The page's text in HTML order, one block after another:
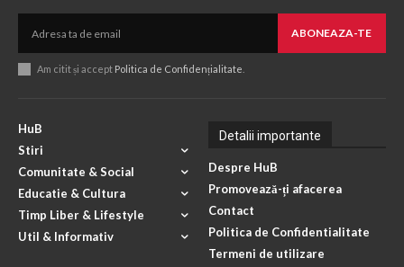
ABONEAZA-TE
Am citit și accept Politica de Confidențialitate
HuB
Stiri
Comunitate & Social
Educatie & Cultura
Timp Liber & Lifestyle
Util & Informativ
Detalii importante
Despre HuB
Promovează-ți afacerea
Contact
Politica de Confidentialitate
Termeni de utilizare